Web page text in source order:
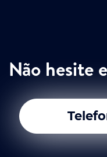
Não hesite